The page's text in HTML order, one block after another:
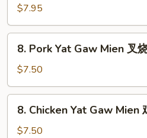
Special
Soup
本
$7.95
Pork
Yat
Gaw
Mien
8. Pork Yat Gaw Mien 叉
$7.50
Chicken
Yat
8. Chicken Yat Gaw Mien
$7.50